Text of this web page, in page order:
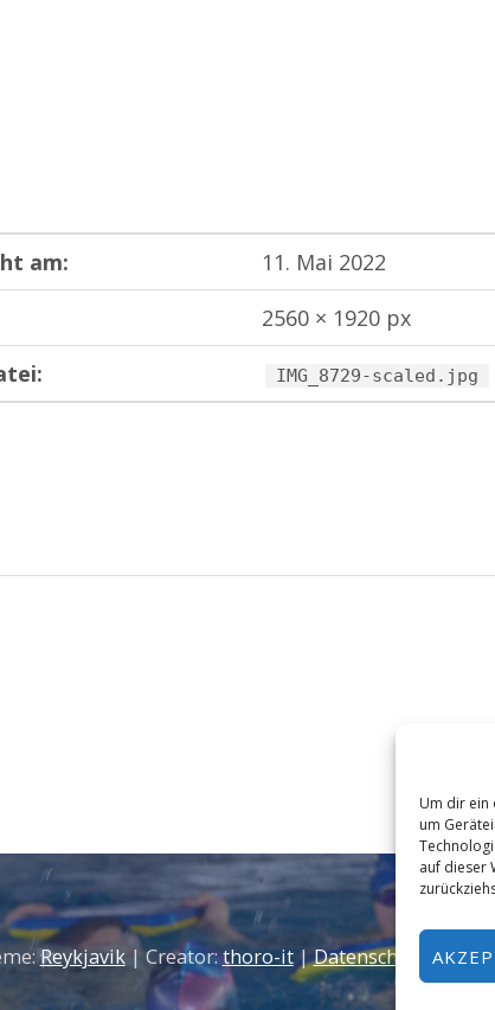
Um dir ein
um
auf dieser
am:
11. Mai 2022
2560 × 1920 px
IMG_8729-scaled.jpg
Reykjavik| Creator:thoro-it|